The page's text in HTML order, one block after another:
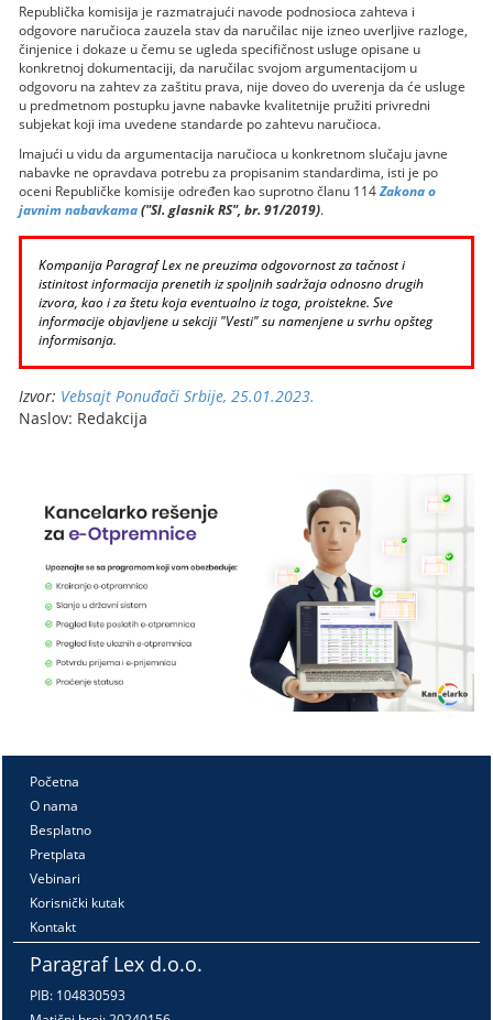
Republička komisija je razmatrajući navode podnosioca zahteva i
odgovore naručioca zauzela stav da naručilac nije izneo uverljive razloge,
činjenice i dokaze u čemu se ugleda specifičnost usluge opisane u
konkretnoj dokumentaciji, da naručilac svojom argumentacijom u
odgovoru na zahtev za zaštitu prava, nije doveo do uverenja da će usluge
u predmetnom postupku javne nabavke kvalitetnije pružiti privredni
subjekat koji ima uvedene standarde po zahtevu naručioca.
Imajući u vidu da argumentacija naručioca u konkretnom slučaju javne
nabavke ne opravdava potrebu za propisanim standardima, isti je po
oceni Republičke komisije određen kao suprotno članu 114Zakona o
javnim nabavkama("Sl. glasnik RS", br. 91/2019).
Kompanija Paragraf Lex ne preuzima odgovornost za tačnost i
istinitost informacija prenetih iz spoljnih sadržaja odnosno drugih
izvora, kao i za štetu koja eventualno iz toga, proistekne. Sve
informacije objavljene u sekciji "Vesti" su namenjene u svrhu opšteg
informisanja.
Izvor: Vebsajt Ponuđači Srbije, 25.01.2023.
Naslov: Redakcija
Početna
O nama
Besplatno
Pretplata
Vebinari
Korisnički kutak
Kontakt
Paragraf Lex d.o.o.
PIB: 104830593